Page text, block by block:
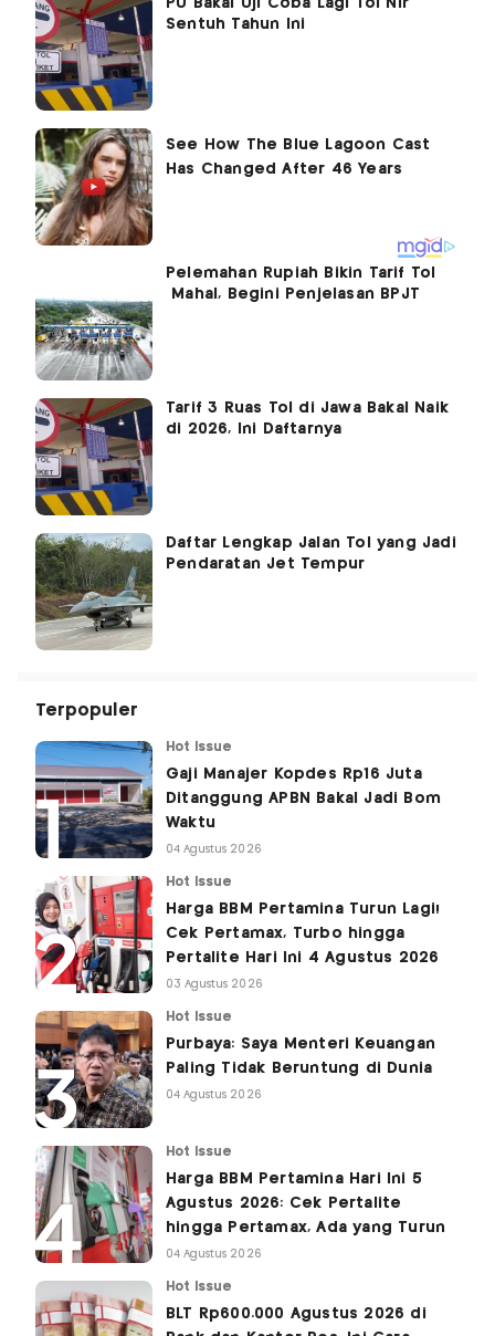
Sentuh Tahun Ini
Pelemahan Rupiah Bikin Tarif Tol
Mahal, Begini Penjelasan BPJT
Tarif 3 Ruas Tol di Jawa Bakal Naik
di 2026, Ini Daftarnya
Daftar Lengkap Jalan Tol yang Jadi
Pendaratan Jet Tempur
Terpopuler
Hot Issue
Gaji Manajer Kopdes Rp16 Juta
Ditanggung APBN Bakal Jadi Bom
Waktu
04 Agustus 2026
Hot Issue
Harga BBM Pertamina Turun Lagi!
Cek Pertamax, Turbo hingga
Pertalite Hari Ini 4 Agustus 2026
03 Agustus 2026
Hot Issue
Purbaya: Saya Menteri Keuangan
Paling Tidak Beruntung di Dunia
04 Agustus 2026
Hot Issue
Harga BBM Pertamina Hari Ini 5
Agustus 2026: Cek Pertalite
hingga Pertamax, Ada yang Turun
04 Agustus 2026
Hot Issue
BLT Rp600.000 Agustus 2026 di